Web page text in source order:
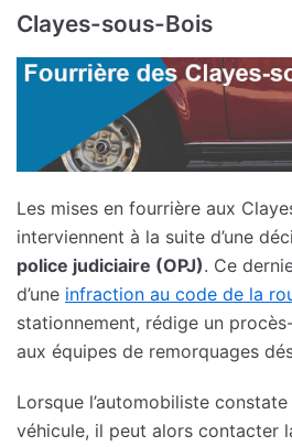
Clayes-sous-Bois
Les mises en fourrière aux
interviennent à la suite d’une
police judiciaire (OPJ). Ce
d’une infraction au code de la
stationnement, rédige un
aux équipes de remorquages
Lorsque l’automobiliste
véhicule, il peut alors contacter